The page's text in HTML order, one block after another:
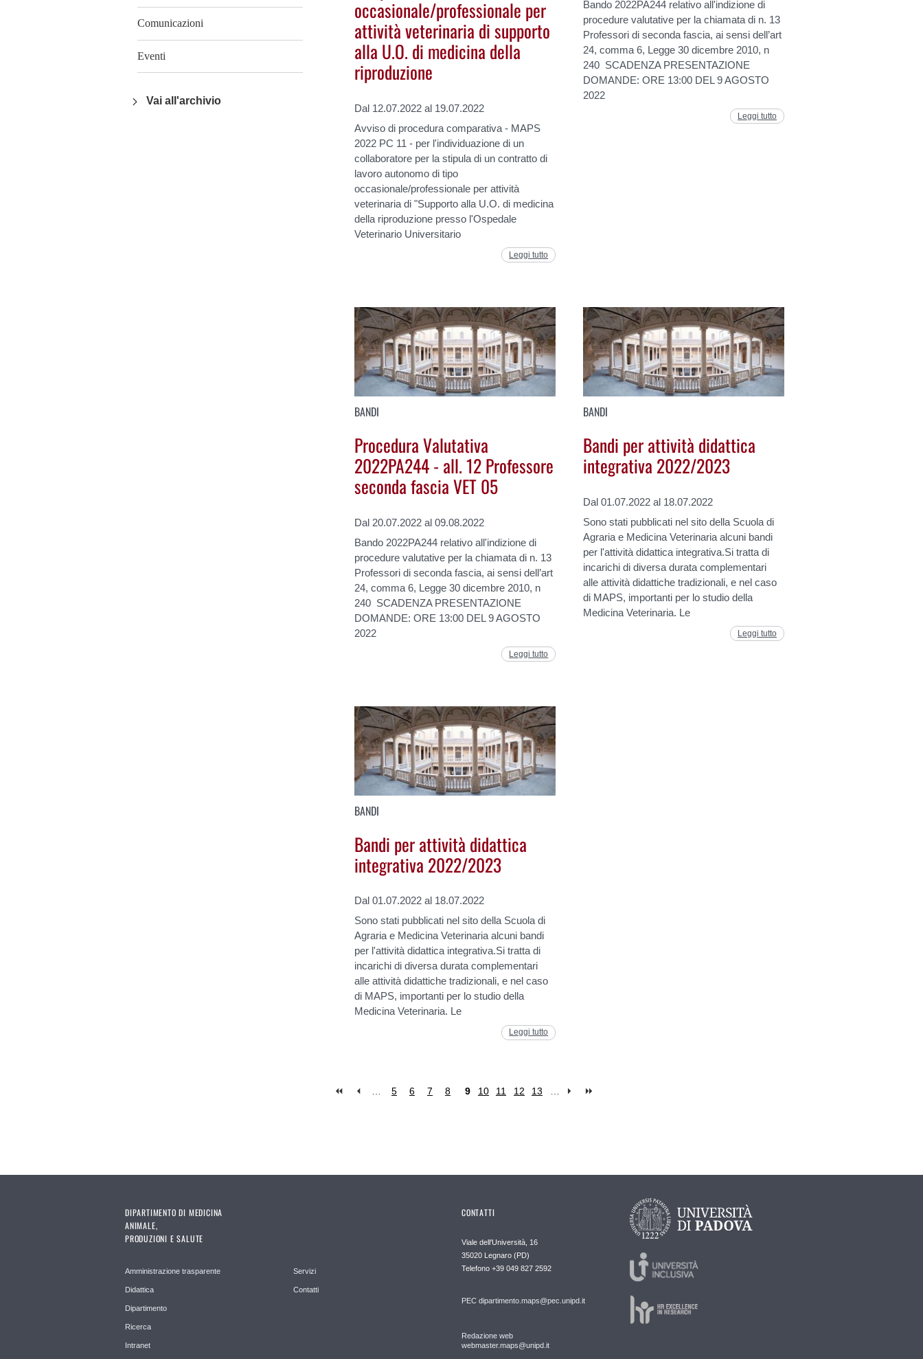
Comunicazioni
Eventi
Vai all'archivio
occasionale/professionale per
attività veterinaria di supporto
alla U.O. di medicina della
riproduzione
Dal 12.07.2022 al 19.07.2022
Avviso di procedura comparativa - MAPS
2022 PC 11 - per l'individuazione di un
collaboratore per la stipula di un contratto di
lavoro autonomo di tipo
occasionale/professionale per attività
veterinaria di "Supporto alla U.O. di medicina
della riproduzione presso l'Ospedale
Veterinario Universitario
Leggi tutto
Bando 2022PA244 relativo all'indizione di
procedure valutative per la chiamata di n. 13
Professori di seconda fascia, ai sensi dell’art
24, comma 6, Legge 30 dicembre 2010, n
240 SCADENZA PRESENTAZIONE
DOMANDE: ORE 13:00 DEL 9 AGOSTO
2022
Leggi tutto
BANDI
Procedura Valutativa
2022PA244 - all. 12 Professore
seconda fascia VET 05
Dal 20.07.2022 al 09.08.2022
Bando 2022PA244 relativo all'indizione di
procedure valutative per la chiamata di n. 13
Professori di seconda fascia, ai sensi dell’art
24, comma 6, Legge 30 dicembre 2010, n
240 SCADENZA PRESENTAZIONE
DOMANDE: ORE 13:00 DEL 9 AGOSTO
2022
Leggi tutto
BANDI
Bandi per attività didattica
integrativa 2022/2023
Dal 01.07.2022 al 18.07.2022
Sono stati pubblicati nel sito della Scuola di
Agraria e Medicina Veterinaria alcuni bandi
per l'attività didattica integrativa.Si tratta di
incarichi di diversa durata complementari
alle attività didattiche tradizionali, e nel caso
di MAPS, importanti per lo studio della
Medicina Veterinaria. Le
Leggi tutto
BANDI
Bandi per attività didattica
integrativa 2022/2023
Dal 01.07.2022 al 18.07.2022
Sono stati pubblicati nel sito della Scuola di
Agraria e Medicina Veterinaria alcuni bandi
per l'attività didattica integrativa.Si tratta di
incarichi di diversa durata complementari
alle attività didattiche tradizionali, e nel caso
di MAPS, importanti per lo studio della
Medicina Veterinaria. Le
Leggi tutto
5 6 7 8 9 10 11 12 13
DIPARTIMENTO DI MEDICINA
ANIMALE,
PRODUZIONI E SALUTE
Amministrazione trasparente
Didattica
Dipartimento
Ricerca
Intranet
Servizi
Contatti
CONTATTI
Viale dell'Università, 16
35020 Legnaro (PD)
Telefono +39 049 827 2592
PEC dipartimento.maps@pec.unipd.it
Redazione web
webmaster.maps@unipd.it